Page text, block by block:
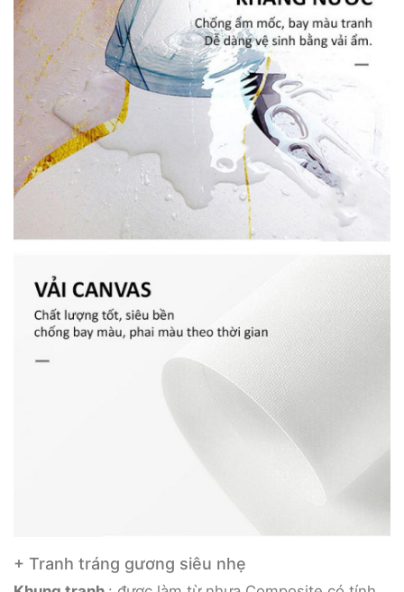
+ Tranh tráng gương siêu nhẹ